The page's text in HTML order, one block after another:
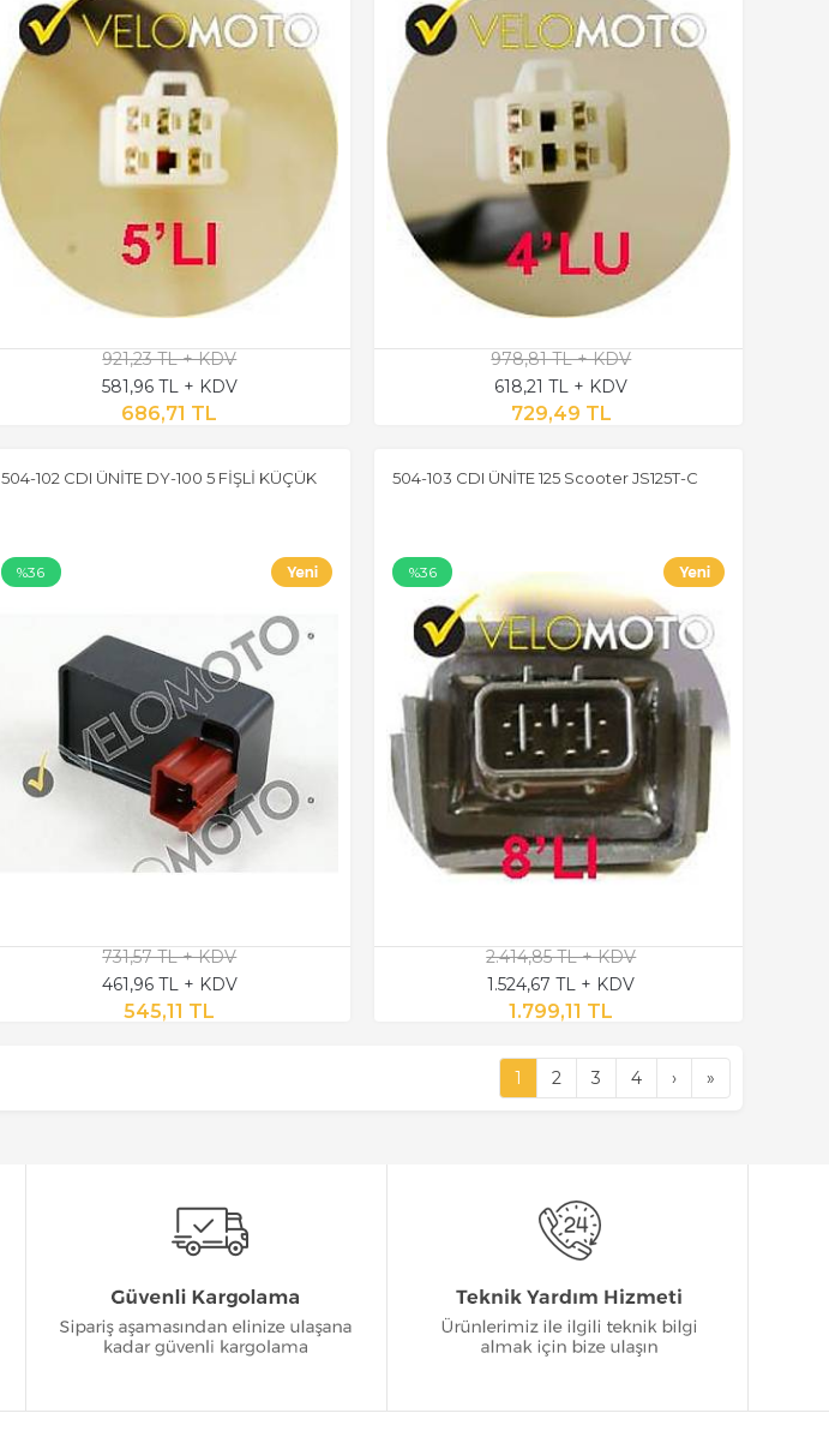
921,23 TL + KDV
581,96 TL + KDV
686,71 TL
978,81 TL + KDV
618,21 TL + KDV
729,49 TL
504-102 CDI ÜNİTE DY-100 5 FİŞLİ KÜÇÜK
%36
731,57 TL + KDV
461,96 TL + KDV
545,11 TL
504-103 CDI ÜNİTE 125 Scooter JS125T-C
%36
2.414,85 TL + KDV
1.524,67 TL + KDV
1.799,11 TL
1 2 3 4 › »